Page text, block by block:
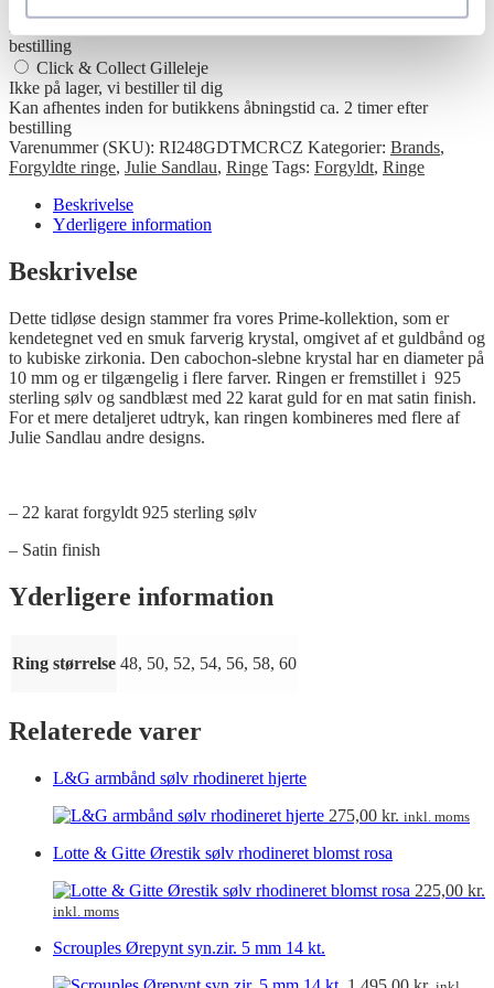
bestilling
Click & Collect Gilleleje
Ikke på lager, vi bestiller til dig
Kan afhentes inden for butikkens åbningstid ca. 2 timer efter
bestilling
Varenummer (SKU): RI248GDTMCRCZ Kategorier: Brands,
Forgyldte ringe, Julie Sandlau, Ringe Tags: Forgyldt, Ringe
Beskrivelse
Yderligere information
Beskrivelse
Dette tidløse design stammer fra vores Prime-kollektion, som er
kendetegnet ved en smuk farverig krystal, omgivet af et guldbånd og
to kubiske zirkonia. Den cabochon-slebne krystal har en diameter på
10 mm og er tilgængelig i flere farver. Ringen er fremstillet i 925
sterling sølv og sandblæst med 22 karat guld for en mat satin finish.
For et mere detaljeret udtryk, kan ringen kombineres med flere af
Julie Sandlau andre designs.
– 22 karat forgyldt 925 sterling sølv
– Satin finish
Yderligere information
Ring størrelse 48, 50, 52, 54, 56, 58, 60
Relaterede varer
L&G armbånd sølv rhodineret hjerte
275,00 kr. inkl. moms
Lotte & Gitte Ørestik sølv rhodineret blomst rosa
225,00 kr.
inkl. moms
Scrouples Ørepynt syn.zir. 5 mm 14 kt.